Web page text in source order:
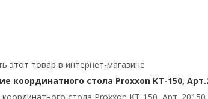
этот товар в интернет-магазине
координатного стола Proxxon KT-150,